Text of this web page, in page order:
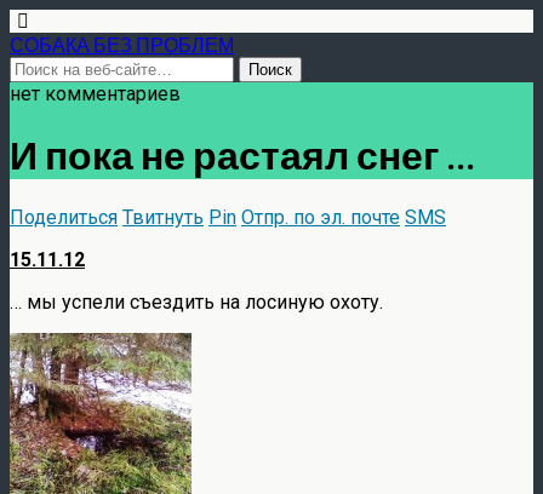
СОБАКА БЕЗ ПРОБЛЕМ
нет комментариев
И пока не растаял снег …
Поделиться Твитнуть Pin Отпр. по эл. почте SMS
15.11.12
… мы успели съездить на лосиную охоту.